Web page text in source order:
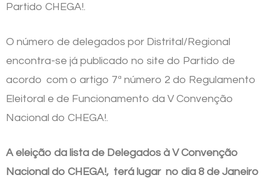
Partido CHEGA!.
O número de delegados por Distrital/Regional
encontra-se já publicado no site do Partido de
acordo com o artigo 7ª número 2 do Regulamento
Eleitoral e de Funcionamento da V Convenção
Nacional do CHEGA!.
A eleição da lista de Delegados à V Convenção
Nacional do CHEGA!, terá lugar no dia 8 de Janeiro